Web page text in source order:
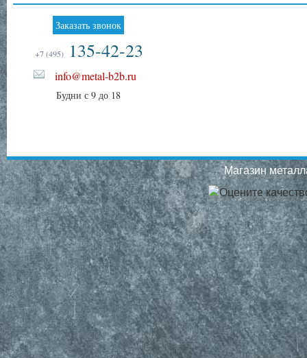
Заказать звонок
+7 (495) 135-42-23
info@metal-b2b.ru
Будни с 9 до 18
Магазин